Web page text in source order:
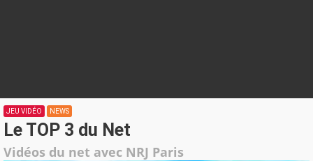
JEU VIDÉO NEWS
Le TOP 3 du Net
Vidéos du net avec NRJ Paris